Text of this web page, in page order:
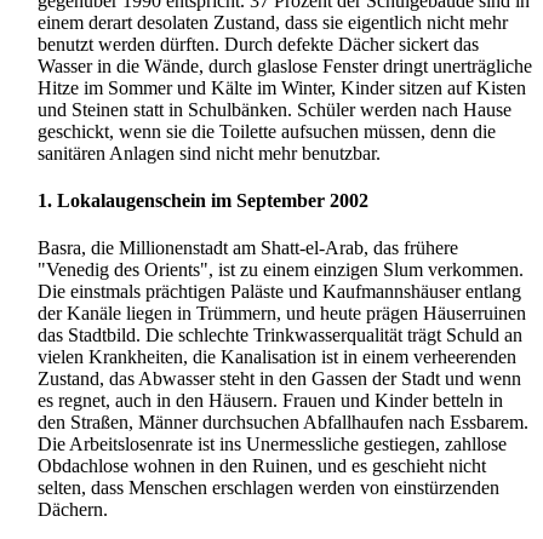
einem derart desolaten Zustand, dass sie eigentlich nicht mehr
benutzt werden dürften. Durch defekte Dächer sickert das
Wasser in die Wände, durch glaslose Fenster dringt unerträgliche
Hitze im Sommer und Kälte im Winter, Kinder sitzen auf Kisten
und Steinen statt in Schulbänken. Schüler werden nach Hause
geschickt, wenn sie die Toilette aufsuchen müssen, denn die
sanitären Anlagen sind nicht mehr benutzbar.
1. Lokalaugenschein im September 2002
Basra, die Millionenstadt am Shatt-el-Arab, das frühere
"Venedig des Orients", ist zu einem einzigen Slum verkommen.
Die einstmals prächtigen Paläste und Kaufmanns­häuser entlang
der Kanäle liegen in Trümmern, und heute prägen Häuser­ruinen
das Stadtbild. Die schlechte Trink­wasser­qualität trägt Schuld an
vielen Krankheiten, die Kanalisation ist in einem verheerenden
Zustand, das Abwasser steht in den Gassen der Stadt und wenn
es regnet, auch in den Häusern. Frauen und Kinder betteln in
den Straßen, Männer durchsuchen Abfallhaufen nach Essbarem.
Die Arbeits­losen­rate ist ins Unermessliche gestiegen, zahllose
Obdachlose wohnen in den Ruinen, und es geschieht nicht
selten, dass Menschen erschlagen werden von einstürzenden
Dächern.